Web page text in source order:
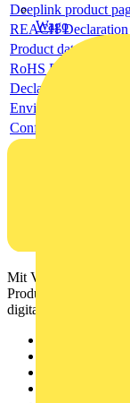
Wago
Deeplink product
REACH
Product data sheet
RoHS Declaration
Declaration of
Environmental
Conflict Minerals
Mit Voltimum
digitalen Plattform